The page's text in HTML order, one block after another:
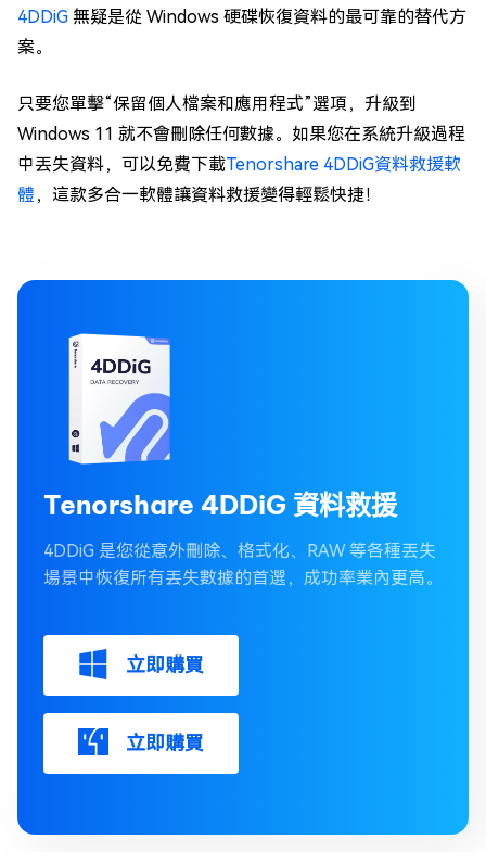
4DDiG 無疑是從 Windows 硬碟恢復資料的最可靠的替代方
案。
只要您單擊“保留個人檔案和應用程式”選項，升級到
Windows 11 就不會刪除任何數據。如果您在系統升級過程
中丟失資料，可以免費下載Tenorshare 4DDiG資料救援軟
體 ，這款多合一軟體讓資料救援變得輕鬆快捷！
Tenorshare 4DDiG 資料救援
4DDiG 是您從意外刪除、格式化、RAW 等各種丟失
場景中恢復所有丟失數據的首選，成功率業內更高。
立即購買
立即購買